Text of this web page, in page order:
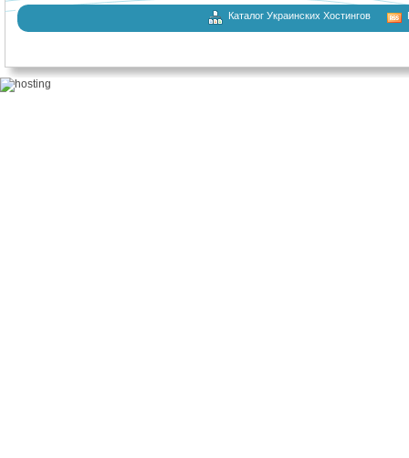
Каталог Украинских Хостингов